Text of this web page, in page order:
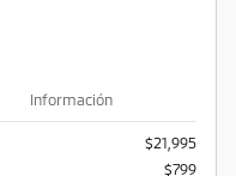
Información
$21,995
$799